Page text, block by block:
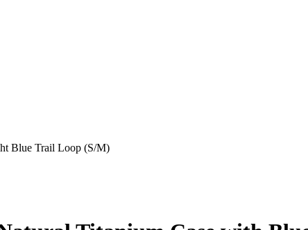
Blue Trail Loop (S/M)